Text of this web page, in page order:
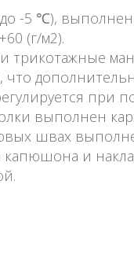
до -5 ℃),
(г/м2).
трикотажные
при
выполнен
швах
и